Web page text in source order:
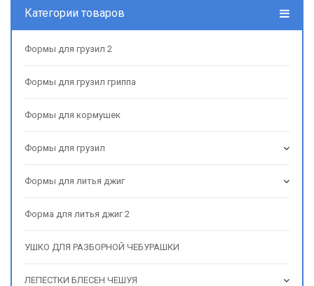
Категории товаров
Формы для грузил 2
Формы для грузил гриппа
Формы для кормушек
Формы для грузил
Формы для литья джиг
Форма для литья джиг 2
УШКО ДЛЯ РАЗБОРНОЙ ЧЕБУРАШКИ
ЛЕПЕСТКИ БЛЕСЕН ЧЕШУЯ